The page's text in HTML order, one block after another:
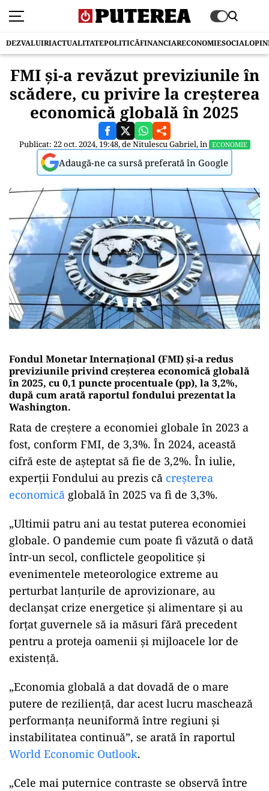
DEZVALUIRIACTUALITATEPOLITICĂFINANCIARECONOMIESOCIAL
FMI și-a revăzut previziunile în
scădere, cu privire la creșterea
economică globală în 2025
Publicat: 22 oct. 2024, 19:48, deNitulescu Gabriel, în ECONOMIE
Adaugă-ne ca sursă preferată în Google
Fondul Monetar Internațional (FMI) și-a redus
previziunile privind creșterea economică globală
în 2025, cu 0,1 puncte procentuale (pp), la 3,2%,
după cum arată raportul fondului prezentat la
Washington.
Rata de creștere a economiei globale în 2023 a
fost, conform FMI, de 3,3%. În 2024, această
cifră este de așteptat să fie de 3,2%. În iulie,
experții Fondului au prezis că creșterea
economică globală în 2025 va fi de 3,3%.
„Ultimii patru ani au testat puterea economiei
globale. O pandemie cum poate fi văzută o dată
într-un secol, conflictele geopolitice și
evenimentele meteorologice extreme au
perturbat lanțurile de aprovizionare, au
declanșat crize energetice și alimentare și au
forțat guvernele să ia măsuri fără precedent
pentru a proteja oamenii și mijloacele lor de
existență.
„Economia globală a dat dovadă de o mare
putere de reziliență, dar acest lucru maschează
performanța neuniformă între regiuni și
instabilitatea continuă”, se arată în raportul
World Economic Outlook.
„Cele mai puternice contraste se observă între